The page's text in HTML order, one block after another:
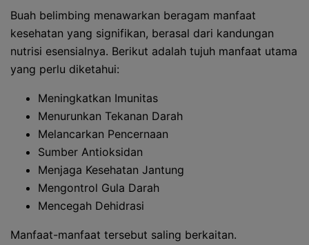
Buah belimbing menawarkan beragam manfaat
kesehatan yang signifikan, berasal dari kandungan
nutrisi esensialnya. Berikut adalah tujuh manfaat utama
yang perlu diketahui:
Meningkatkan Imunitas
Menurunkan Tekanan Darah
Melancarkan Pencernaan
Sumber Antioksidan
Menjaga Kesehatan Jantung
Mengontrol Gula Darah
Mencegah Dehidrasi
Manfaat-manfaat tersebut saling berkaitan.